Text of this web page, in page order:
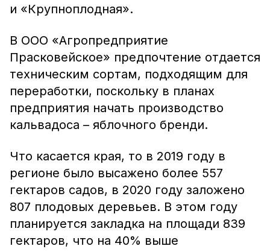
и «Крупноплодная».
В ООО «Агропредприятие
Прасковейское» предпочтение отдается
техническим сортам, подходящим для
переработки, поскольку в планах
предприятия начать производство
кальвадоса – яблочного бренди.
Что касается края, то в 2019 году в
регионе было высажено более 557
гектаров садов, в 2020 году заложено
807 плодовых деревьев. В этом году
планируется закладка на площади 839
гектаров, что на 40% выше